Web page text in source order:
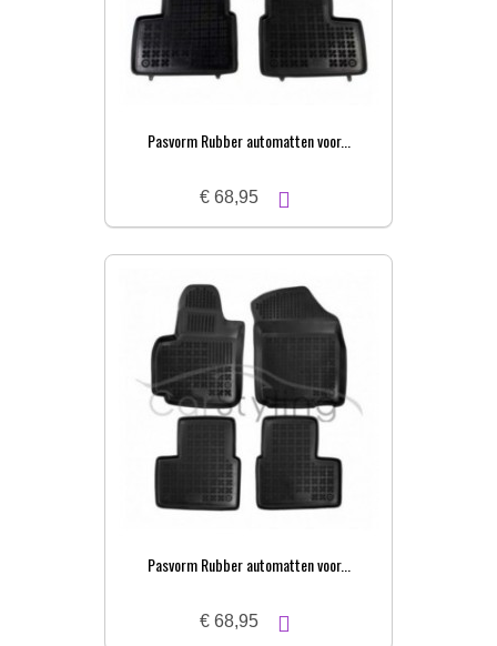
Pasvorm Rubber automatten voor...
€ 68,95
Pasvorm Rubber automatten voor...
€ 68,95